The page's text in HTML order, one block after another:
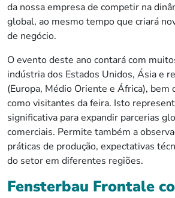
da nossa empresa de competir na
global, ao mesmo tempo que criará
de negócio.
O evento deste ano contará com
indústria dos Estados Unidos, Ásia e
(Europa, Médio Oriente e África), bem
como visitantes da feira. Isto
significativa para expandir parcerias
comerciais. Permite também a
práticas de produção, expectativas
do setor em diferentes regiões.
Fensterbau Frontale